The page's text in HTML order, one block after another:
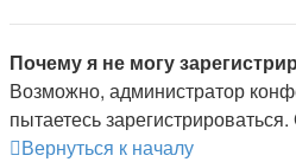
Почему я не могу
Возможно, администратор
пытаетесь
Вернуться к началу